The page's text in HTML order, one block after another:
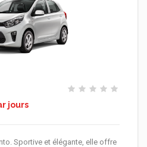
jours
Sportive et élégante, elle offre